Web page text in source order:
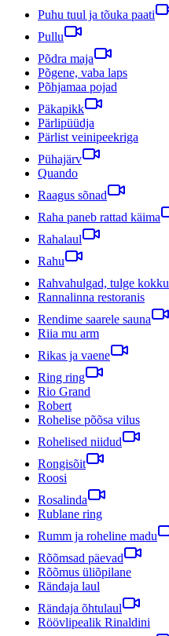
Puhu tuul ja tõuka paati
Pullu
Põdra maja
Põgene, vaba laps
Põhjamaa pojad
Päkapikk
Pärlipüüdja
Pärlist veinipeekriga
Pühajärv
Quando
Raagus sõnad
Raha paneb rattad käima
Rahalaul
Rahu
Rahvahulgad, tulge kokku
Rannalinna restoranis
Rendime saarele sauna
Riia mu arm
Rikas ja vaene
Ring ring
Rio Grand
Robert
Rohelise põõsa vilus
Rohelised niidud
Rongisõit
Roosi
Rosalinda
Rublane ring
Rumm ja roheline madu
Rõõmsad päevad
Rõõmus üliõpilane
Rändaja laul
Rändaja õhtulaul
Röövlipealik Rinaldini